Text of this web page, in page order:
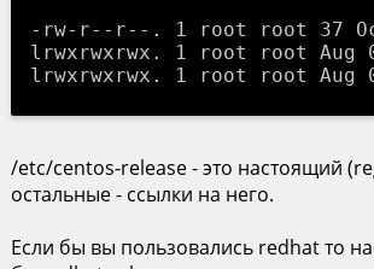
-rw-r--r--. 1 root root 37
lrwxrwxrwx. 1 root root Aug
/etc/centos-release - это настоящий
остальные - ссылки на него.
Если бы вы пользовались redhat то